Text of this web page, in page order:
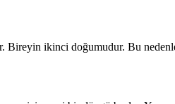
Bireyin ikinci doğumudur. Bu